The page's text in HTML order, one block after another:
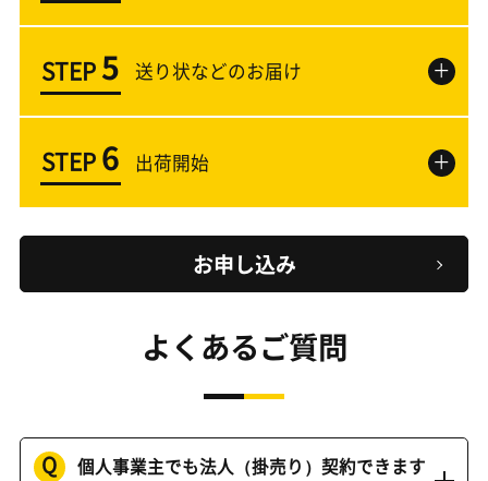
STEP5 送り状などのお届け ＋
STEP6 出荷開始 ＋
お申し込み
よくあるご質問
Q
個人事業主でも法人（掛売り）契約できます